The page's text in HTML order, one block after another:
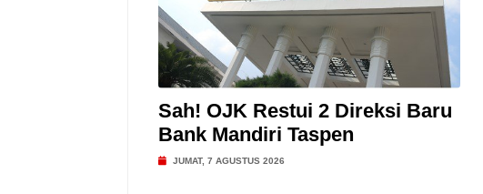
Sah! OJK Restui 2 Direksi Baru
Bank Mandiri Taspen
JUMAT, 7 AGUSTUS 2026